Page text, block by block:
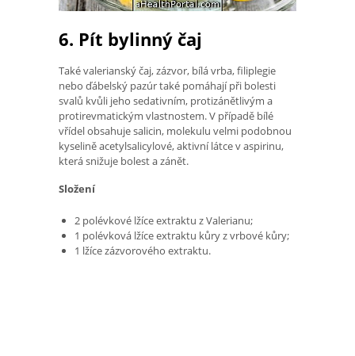
6. Pít bylinný čaj
Také valerianský čaj, zázvor, bílá vrba, filiplegie
nebo ďábelský pazúr také pomáhají při bolesti
svalů kvůli jeho sedativním, protizánětlivým a
protirevmatickým vlastnostem. V případě bílé
vřídel obsahuje salicin, molekulu velmi podobnou
kyselině acetylsalicylové, aktivní látce v aspirinu,
která snižuje bolest a zánět.
Složení
2 polévkové lžíce extraktu z Valerianu;
1 polévková lžíce extraktu kůry z vrbové kůry;
1 lžíce zázvorového extraktu.